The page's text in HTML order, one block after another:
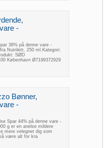
-
36% på denne vare -
Nutrilett, 250 ml.Kategori:
SØD
København Ø7199372929
Bønner,
-
Spar 44% på denne vare -
g er en anelse mildere
mere velegnet dig som
være alt for kra